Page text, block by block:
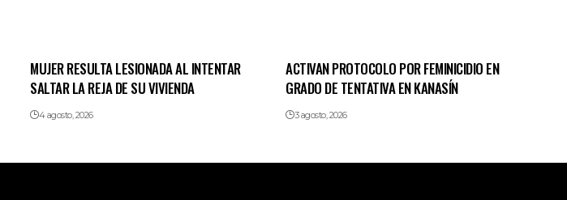
MUJER RESULTA LESIONADA AL INTENTAR
SALTAR LA REJA DE SU VIVIENDA
4 agosto, 2026
ACTIVAN PROTOCOLO POR FEMINICIDIO EN
GRADO DE TENTATIVA EN KANASÍN
3 agosto, 2026